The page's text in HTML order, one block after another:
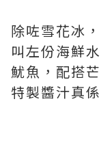
除咗雪花冰
叫左份海鮮
魷魚，配搭
特製醬汁真